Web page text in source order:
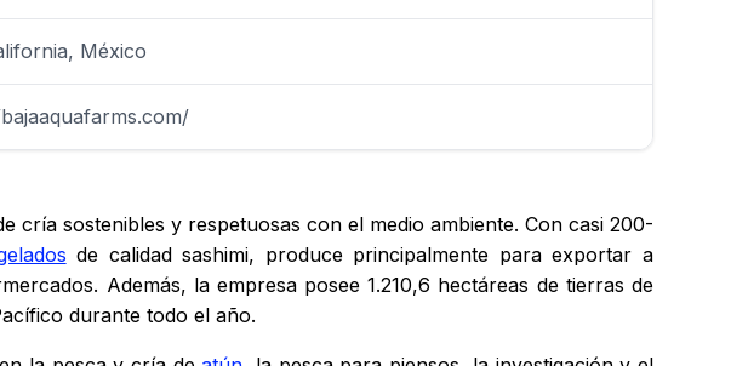
México
cría sostenibles y respetuosas con el medio ambiente. Con casi 200-
de calidad sashimi, produce principalmente para exportar a
Además, la empresa posee 1.210,6 hectáreas de tierras de
durante todo el año.